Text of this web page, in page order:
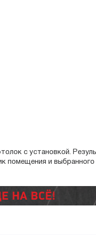
с установкой.
помещения и